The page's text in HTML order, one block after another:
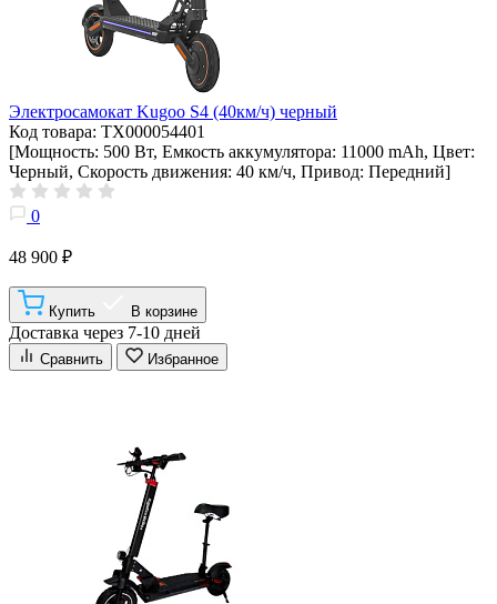
Электросамокат Kugoo S4 (40км/ч) черный
Код товара: ТХ000054401
[Мощность: 500 Вт, Емкость аккумулятора: 11000 mAh, Цвет:
Черный, Скорость движения: 40 км/ч, Привод: Передний]
0
48 900 ₽
Купить В корзине
Доставка через 7-10 дней
Сравнить Избранное